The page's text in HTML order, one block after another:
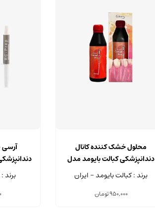
محلول خشک کننده کانال
دندانپزشکی کبالت بایومد مدل
Canal Dry حجم 200 میلی لیتر
برند : کبالت بایومد - ایران
950,000تومان
برند